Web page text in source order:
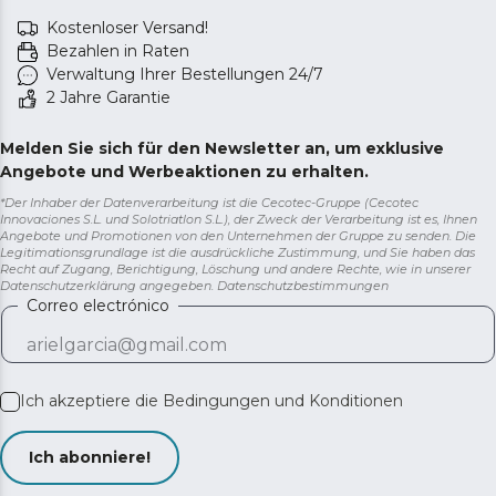
Kostenloser Versand!
Bezahlen in Raten
Verwaltung Ihrer Bestellungen 24/7
2 Jahre Garantie
Melden Sie sich für den Newsletter an, um exklusive
Angebote und Werbeaktionen zu erhalten.
*Der Inhaber der Datenverarbeitung ist die Cecotec-Gruppe (Cecotec
Innovaciones S.L. und Solotriatlon S.L.), der Zweck der Verarbeitung ist es, Ihnen
Angebote und Promotionen von den Unternehmen der Gruppe zu senden. Die
Legitimationsgrundlage ist die ausdrückliche Zustimmung, und Sie haben das
Recht auf Zugang, Berichtigung, Löschung und andere Rechte, wie in unserer
Datenschutzerklärung angegeben. Datenschutzbestimmungen
Correo electrónico
Ich akzeptiere die Bedingungen und Konditionen
Ich abonniere!